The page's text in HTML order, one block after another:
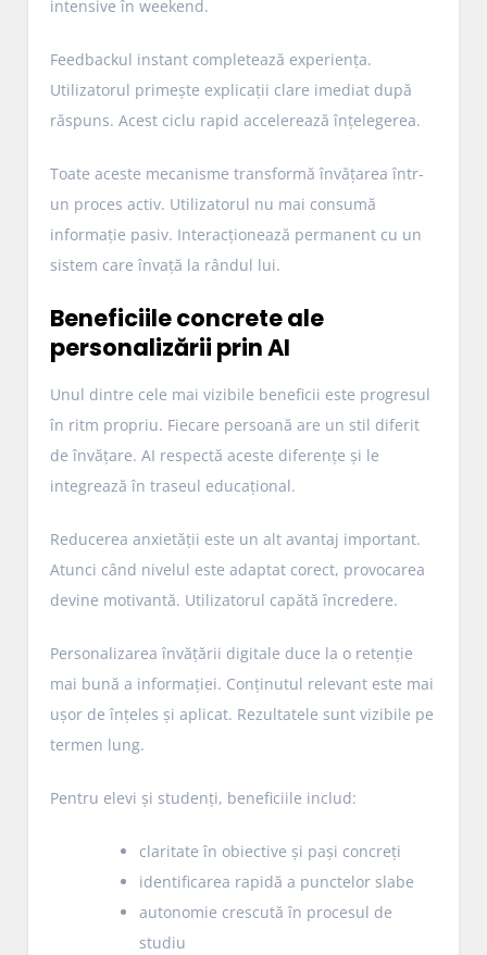
intensive în weekend.
Feedbackul instant completează experiența.
Utilizatorul primește explicații clare imediat după
răspuns. Acest ciclu rapid accelerează înțelegerea.
Toate aceste mecanisme transformă învățarea într-
un proces activ. Utilizatorul nu mai consumă
informație pasiv. Interacționează permanent cu un
sistem care învață la rândul lui.
Beneficiile concrete ale
personalizării prin AI
Unul dintre cele mai vizibile beneficii este progresul
în ritm propriu. Fiecare persoană are un stil diferit
de învățare. AI respectă aceste diferențe și le
integrează în traseul educațional.
Reducerea anxietății este un alt avantaj important.
Atunci când nivelul este adaptat corect, provocarea
devine motivantă. Utilizatorul capătă încredere.
Personalizarea învățării digitale duce la o retenție
mai bună a informației. Conținutul relevant este mai
ușor de înțeles și aplicat. Rezultatele sunt vizibile pe
termen lung.
Pentru elevi și studenți, beneficiile includ:
claritate în obiective și pași concreți
identificarea rapidă a punctelor slabe
autonomie crescută în procesul de
studiu